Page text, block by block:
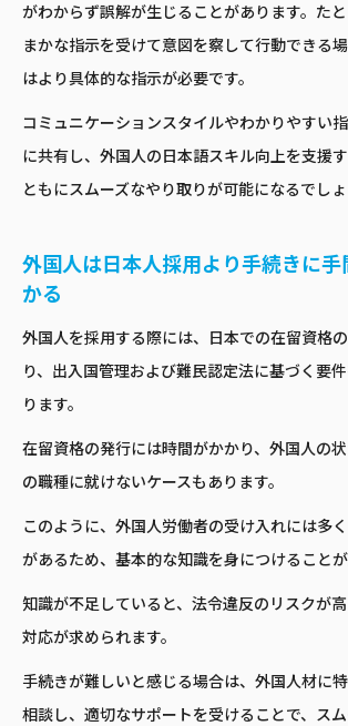
がわからず誤解が生じることがあります。た
まかな指示を受けて意図を察して行動できる
はより具体的な指示が必要です。
コミュニケーションスタイルやわかりやすい
に共有し、外国人の日本語スキル向上を支援
ともにスムーズなやり取りが可能になるでしょ
外国人は日本人採用より手続きに
かる
外国人を採用する際には、日本での在留資格
り、出入国管理および難民認定法に基づく要
ります。
在留資格の発行には時間がかかり、外国人の
の職種に就けないケースもあります。
このように、外国人労働者の受け入れには多
があるため、基本的な知識を身につけることが
知識が不足していると、法令違反のリスクが
対応が求められます。
手続きが難しいと感じる場合は、外国人材に
相談し、適切なサポートを受けることで、ス